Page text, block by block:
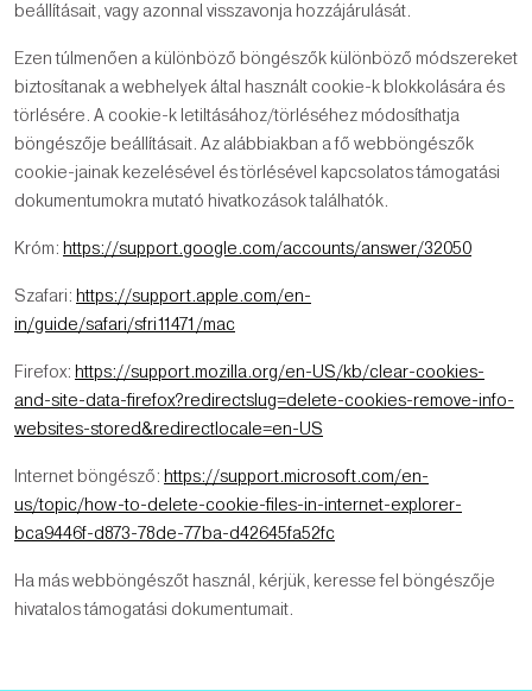
beállításait, vagy azonnal visszavonja hozzájárulását.
Ezen túlmenően a különböző böngészők különböző módszereket
biztosítanak a webhelyek által használt cookie-k blokkolására és
törlésére. A cookie-k letiltásához/törléséhez módosíthatja
böngészője beállításait. Az alábbiakban a fő webböngészők
cookie-jainak kezelésével és törlésével kapcsolatos támogatási
dokumentumokra mutató hivatkozások találhatók.
Króm: https://support.google.com/accounts/answer/32050
Szafari: https://support.apple.com/en-
in/guide/safari/sfri11471/mac
Firefox: https://support.mozilla.org/en-US/kb/clear-cookies-
and-site-data-firefox?redirectslug=delete-cookies-remove-info-
websites-stored&redirectlocale=en-US
Internet böngésző: https://support.microsoft.com/en-
us/topic/how-to-delete-cookie-files-in-internet-explorer-
bca9446f-d873-78de-77ba-d42645fa52fc
Ha más webböngészőt használ, kérjük, keresse fel böngészője
hivatalos támogatási dokumentumait.